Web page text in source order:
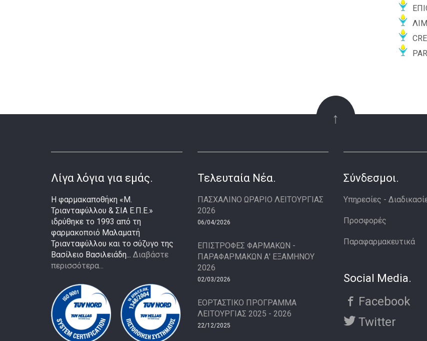
↑
Λίγα λόγια για εμάς.
Η φαρμακαποθήκη «Μ.
Τριανταφύλλου & ΣΙΑ Ε.Π.Ε.»
ιδρύθηκε το 1993 από τη
φαρμακοποιό Μαλαματή
Τριανταφύλλου και το σύζυγο της
Βασίλειο Βασιλειάδη... Διαβάστε
περισσότερα...
Τελευταία Νέα.
ΠΑΣΧΑΛΙΝΟ ΩΡΑΡΙΟ ΛΕΙΤΟΥΡΓΙΑΣ
2026
06/04/2026
ΕΠΙΣΤΡΟΦΕΣ ΦΑΡΜΑΚΩΝ -
ΠΑΡΑΦΑΡΜΑΚΩΝ Α' ΕΞΑΜΗΝΟΥ
2026
02/03/2026
ΕΟΡΤΑΣΤΙΚΟ ΠΡΟΓΡΑΜΜΑ
ΛΕΙΤΟΥΡΓΙΑΣ 2025 - 2026
22/12/2025
Σύνδεσμοι.
Υπηρεσίες -
Προσφορές
Παραφαρμακευτικά
Social Media.
Facebook
Twitter